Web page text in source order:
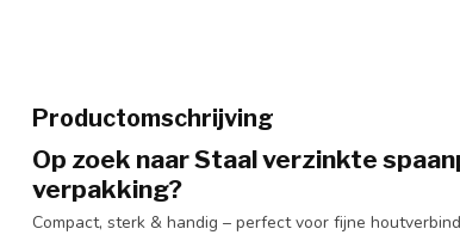
Productomschrijving
Op zoek naar Staal verzinkte
verpakking?
Compact, sterk & handig – perfect voor fijne